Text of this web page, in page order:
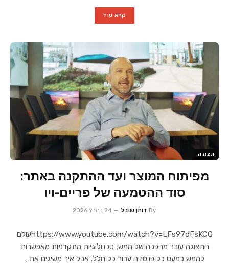
קרא עוד
תצוגה
מפיתוח המוצר ועד ההתקנה באתר:
סוד ההטמעה של פריים-ויו
By דותן שובל 24 במרץ 2026
https://www.youtube.com/watch?v=LFs97dFsKCQעולם
התצוגה עובר מהפכה של ממש; טכנולוגיות מתקדמות מאפשרות
לממש כמעט כל פנטזיה עבור כל חלל. אבל איך משיגים את…